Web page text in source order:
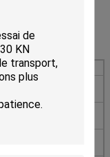
baisse avec des
DT200
300----2000